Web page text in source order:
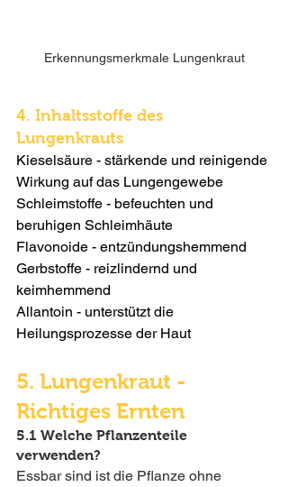
Erkennungsmerkmale Lungenkraut
4. Inhaltsstoffe des
Lungenkrauts
Kieselsäure - stärkende und reinigende
Wirkung auf das Lungengewebe
Schleimstoffe - befeuchten und
beruhigen Schleimhäute
Flavonoide - entzündungshemmend
Gerbstoffe - reizlindernd und
keimhemmend
Allantoin - unterstützt die
Heilungsprozesse der Haut
5. Lungenkraut -
Richtiges Ernten
5.1 Welche Pflanzenteile
verwenden?
Essbar sind ist die Pflanze ohne